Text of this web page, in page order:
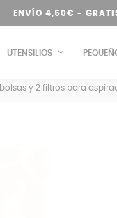
ENVÍO 4,50€ -
UTENSILIOS
y 2 filtros para